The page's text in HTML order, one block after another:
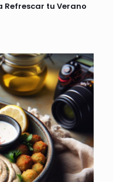
Refrescar tu Verano